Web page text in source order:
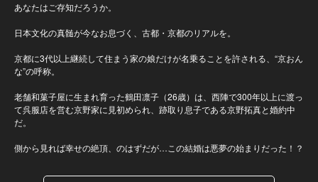
あなたはご存知だろうか。
日本文化の真髄が今なお息づく、古都・京都のリアルを。
京都に3代以上継続して住まう家の娘だけが名乗ることを許される、“京おん
な”の呼称。
老舗和菓子屋に生まれ育った鶴田凛子（26歳）は、西陣で300年以上に渡っ
て呉服店を営む京野家に見初められ、跡取り息子である京野拓真と婚約中
だ。
側から見れば幸せの絶頂、のはずだが…この結婚は悪夢の始まりだった！？